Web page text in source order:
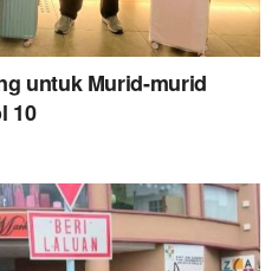
untuk Murid-murid
10